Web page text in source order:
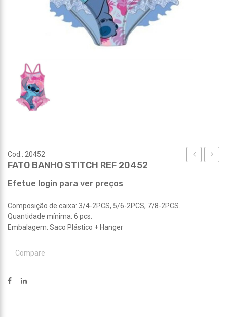
Cod.: 20452
FATO BANHO STITCH REF 20452
Efetue login para ver preços
Composição de caixa: 3/4-2PCS, 5/6-2PCS, 7/8-2PCS.
Quantidade mínima: 6 pcs.
Embalagem: Saco Plástico + Hanger
Compare